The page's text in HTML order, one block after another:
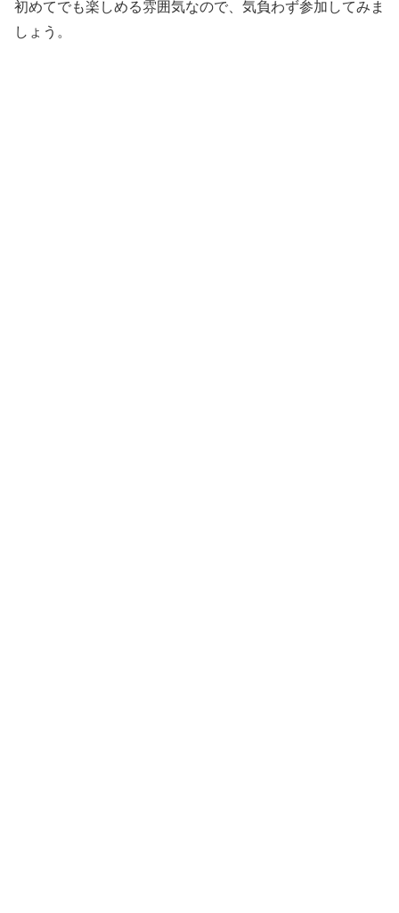
初めてでも楽しめる雰囲気なので、気負わず参加してみま
しょう。